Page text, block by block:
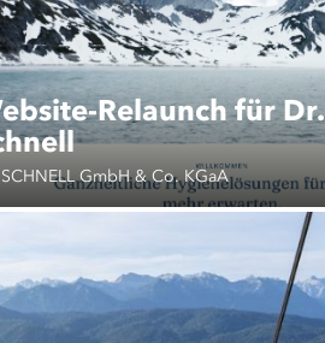
Relaunch für Dr.
GmbH & Co. KGaA